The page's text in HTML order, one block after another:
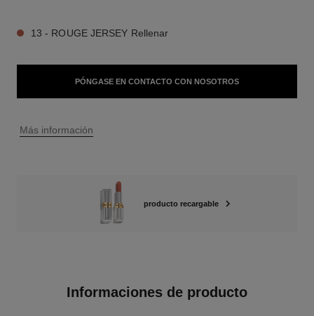
13 - ROUGE JERSEY Rellenar
PÓNGASE EN CONTACTO CON NOSOTROS
↩
Más información
producto recargable
Informaciones de producto